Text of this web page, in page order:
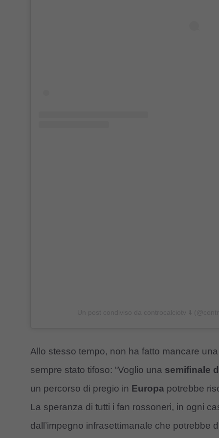
Allo stesso tempo, non ha fatto mancare
sempre stato tifoso: “Voglio una semifinale
un percorso di pregio in Europa potrebbe
La speranza di tutti i fan rossoneri, in ogni
dall’impegno infrasettimanale che potrebbe